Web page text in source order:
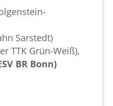
Sarstedt)
TTK Grün-Weiß),
BR Bonn)